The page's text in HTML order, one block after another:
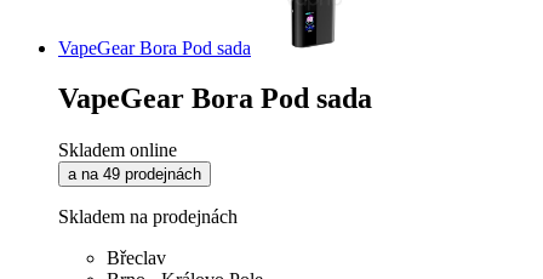
VapeGear Bora Pod sada
VapeGear Bora Pod sada
Skladem online
a na 49 prodejnách
Skladem na prodejnách
Břeclav